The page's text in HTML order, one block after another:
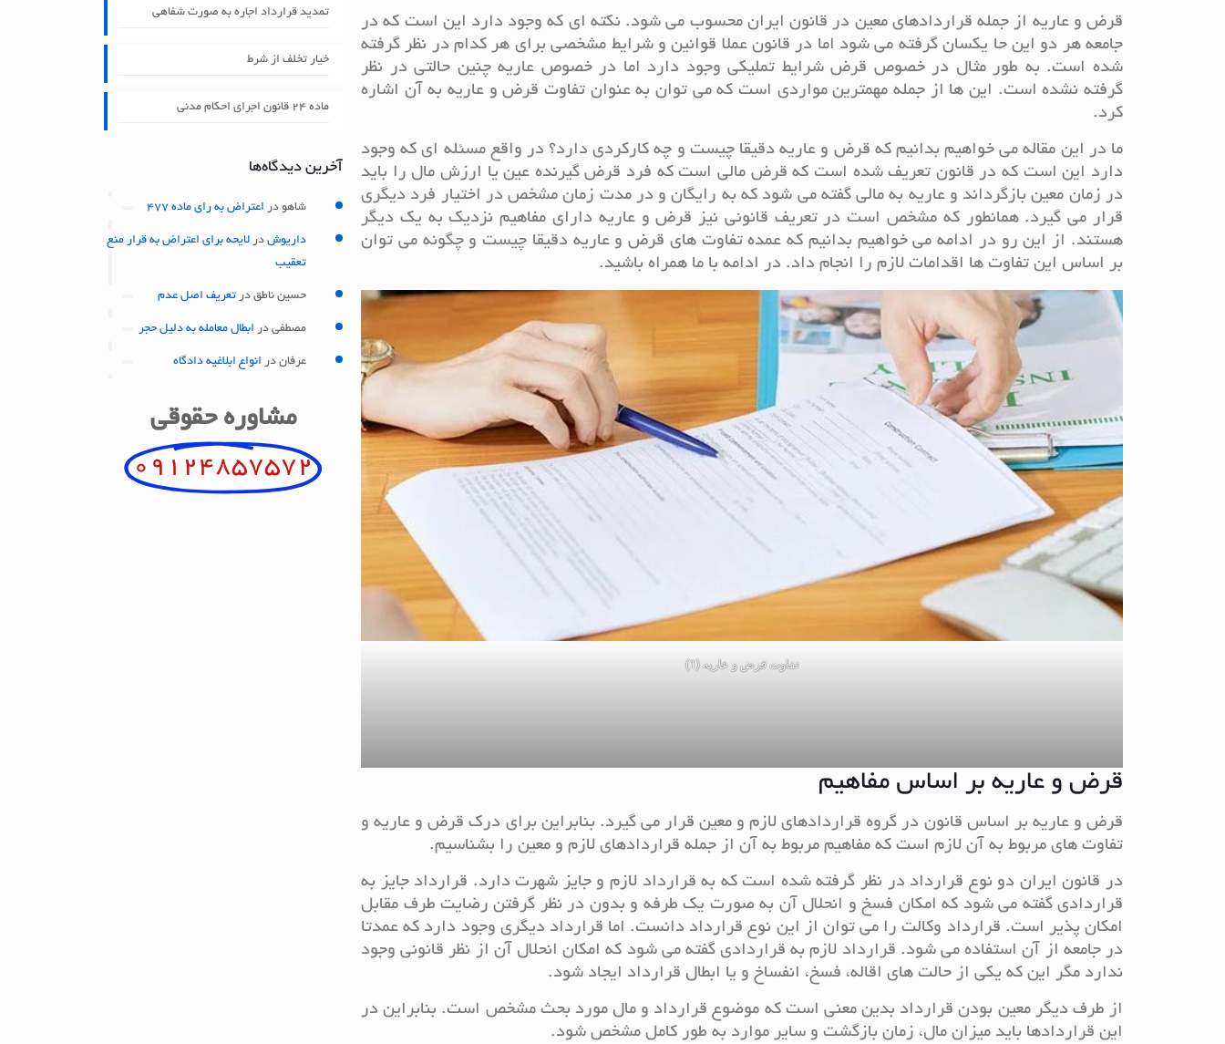
قرض و عاریه از جمله قراردادهای معین در قانون ایران محسوب می شود. نکته ای که وجود دارد این است که در
جامعه هر دو این حا یکسان گرفته می شود اما در قانون عملا قوانین و شرایط مشخصی برای هر کدام در نظر گرفته
شده است. به طور مثال در خصوص قرض شرایط تملیکی وجود دارد اما در خصوص عاریه چنین حالتی در نظر
گرفته نشده است. این ها از جمله مهمترین مواردی است که می توان به عنوان تفاوت قرض و عاریه به آن اشاره
کرد.
ما در این مقاله می خواهیم بدانیم که قرض و عاریه دقیقا چیست و چه کارکردی دارد؟ در واقع مسئله ای که وجود
دارد این است که در قانون تعریف شده است که قرض مالی است که فرد قرض گیرنده عین یا ارزش مال را باید
در زمان معین بازگرداند و عاریه به مالی گفته می شود که به رایگان و در مدت زمان مشخص در اختیار فرد دیگری
قرار می گیرد. همانطور که مشخص است در تعریف قانونی نیز قرض و عاریه دارای مفاهیم نزدیک به یک دیگر
هستند. از این رو در ادامه می خواهیم بدانیم که عمده تفاوت های قرض و عاریه دقیقا چیست و چگونه می توان
بر اساس این تفاوت ها اقدامات لازم را انجام داد. در ادامه با ما همراه باشید.
تفاوت قرض و عاریه (1)
قرض و عاریه بر اساس مفاهیم
قرض و عاریه بر اساس قانون در گروه قراردادهای لازم و معین قرار می گیرد. بنابراین برای درک قرض و عاریه و
تفاوت های مربوط به آن لازم است که مفاهیم مربوط به آن از جمله قراردادهای لازم و معین را بشناسیم.
در قانون ایران دو نوع قرارداد در نظر گرفته شده است که به قرارداد لازم و جایز شهرت دارد. قرارداد جایز به
قراردادی گفته می شود که امکان فسخ و انحلال آن به صورت یک طرفه و بدون در نظر گرفتن رضایت طرف مقابل
امکان پذیر است. قرارداد وکالت را می توان از این نوع قرارداد دانست. اما قرارداد دیگری وجود دارد که عمدتا
در جامعه از آن استفاده می شود. قرارداد لازم به قراردادی گفته می شود که امکان انحلال آن از نظر قانونی وجود
ندارد مگر این که یکی از حالت های اقاله، فسخ، انفساخ و یا ابطال قرارداد ایجاد شود.
از طرف دیگر معین بودن قرارداد بدین معنی است که موضوع قرارداد و مال مورد بحث مشخص است. بنابراین در
این قراردادها باید میزان مال، زمان بازگشت و سایر موارد به طور کامل مشخص شود.
تمدید قرارداد اجاره به صورت شفاهی
خیار تخلف از شرط
ماده ۲۴ قانون اجرای احکام مدنی
آخرین دیدگاه‌ها
شاهو در اعتراض به رای ماده 477
داریوشدر لایحه برای اعتراض به قرار منع
تعقیب
حسین ناطقدر تعریف اصل عدم
مصطفیدر ابطال معامله به دلیل حجر
عرفاندر انواع ابلاغیه دادگاه
مشاوره حقوقی
09124857572